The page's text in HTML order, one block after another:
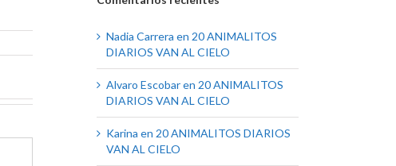
Nadia Carrera en 20 ANIMALITOS
DIARIOS VAN AL CIELO
Alvaro Escobaren 20 ANIMALITOS
DIARIOS VAN AL CIELO
Karina en 20 ANIMALITOS DIARIOS
VAN AL CIELO